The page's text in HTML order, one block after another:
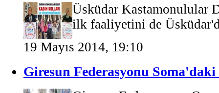
Üsküdar Kastamonulular
ilk faaliyetini de
19 Mayıs 2014, 19:10
Giresun Federasyonu